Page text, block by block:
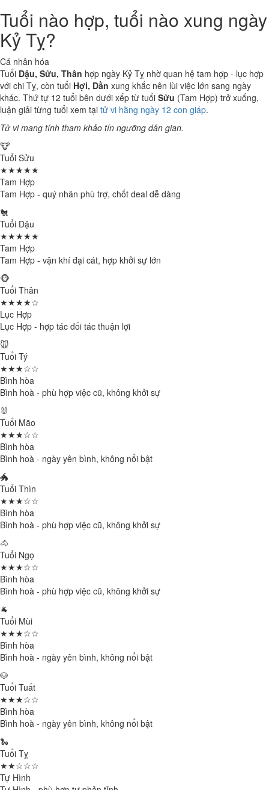
Tuổi nào hợp, tuổi nào xung ngày
Kỷ Tỵ?
Cá nhân hóa
Tuổi Dậu, Sửu, Thân hợp ngày Kỷ Tỵ nhờ quan hệ tam hợp - lục hợp
với chi Tỵ, còn tuổi Hợi, Dần xung khắc nên lùi việc lớn sang ngày
khác. Thứ tự 12 tuổi bên dưới xếp từ tuổi Sửu (Tam Hợp) trở xuống,
luận giải từng tuổi xem tại tử vi hằng ngày 12 con giáp.
Tử vi mang tính tham khảo tín ngưỡng dân gian.
🐮
Tuổi Sửu
★★★★★
Tam Hợp
Tam Hợp - quý nhân phù trợ, chốt deal dễ dàng
🐔
Tuổi Dậu
★★★★★
Tam Hợp
Tam Hợp - vận khí đại cát, hợp khởi sự lớn
🐵
Tuổi Thân
★★★★☆
Lục Hợp
Lục Hợp - hợp tác đối tác thuận lợi
🐭
Tuổi Tý
★★★☆☆
Bình hòa
Bình hoà - phù hợp việc cũ, không khởi sự
🐰
Tuổi Mão
★★★☆☆
Bình hòa
Bình hoà - ngày yên bình, không nổi bật
🐲
Tuổi Thìn
★★★☆☆
Bình hòa
Bình hoà - phù hợp việc cũ, không khởi sự
🐴
Tuổi Ngọ
★★★☆☆
Bình hòa
Bình hoà - phù hợp việc cũ, không khởi sự
🐐
Tuổi Mùi
★★★☆☆
Bình hòa
Bình hoà - ngày yên bình, không nổi bật
🐶
Tuổi Tuất
★★★☆☆
Bình hòa
Bình hoà - ngày yên bình, không nổi bật
🐍
Tuổi Tỵ
★★☆☆☆
Tự Hình